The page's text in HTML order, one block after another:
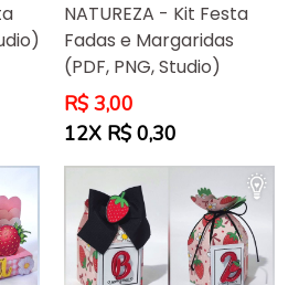
NATUREZA - Kit Festa
Fadas e Margaridas
(PDF, PNG, Studio)
Preço
normal
R$ 3,00
12X R$ 0,30